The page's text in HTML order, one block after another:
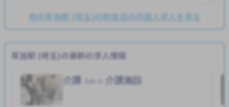
他の草加駅 (埼玉)の飲食店の外国人求人を見る
草加駅 (埼玉)の最新の求人情報
介護 介護施設